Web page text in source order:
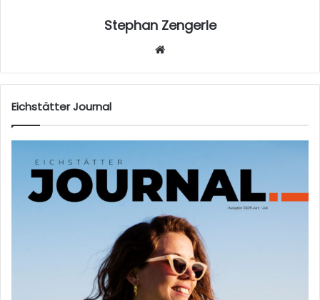
Stephan Zengerle
sei
Eichstätter Journal